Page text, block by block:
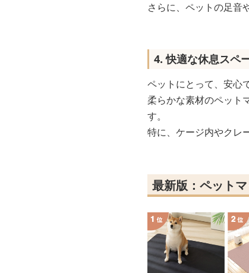
さらに、ペットの足音
4. 快適な休息スペ
ペットにとって、安心
柔らかな素材のペット
す。
特に、ケージ内やクレ
最新版：ペット